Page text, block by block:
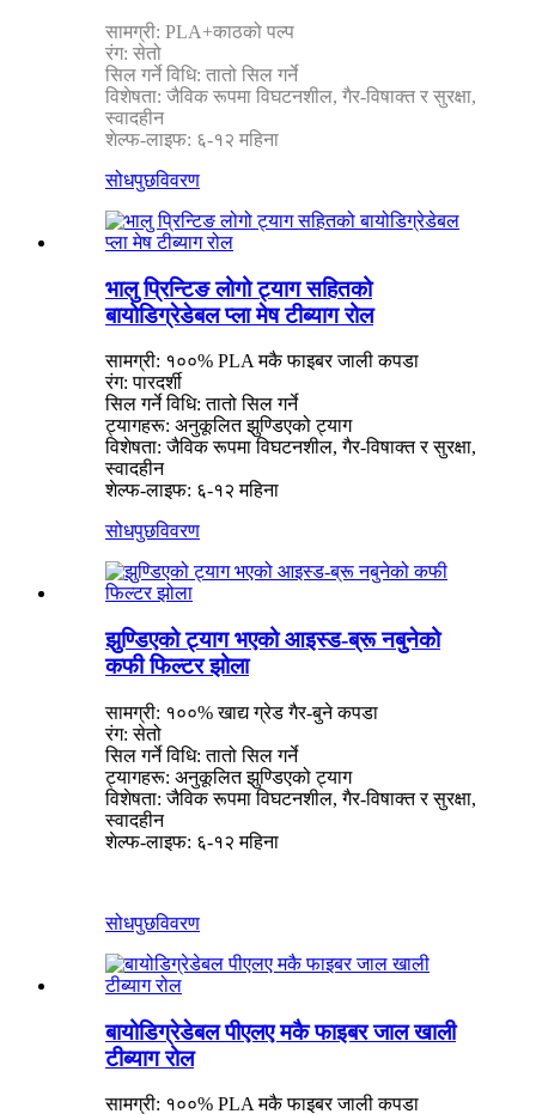
सामग्री: PLA+काठको पल्प
रंग: सेतो
सिल गर्ने विधि: तातो सिल गर्ने
विशेषता: जैविक रूपमा विघटनशील, गैर-विषाक्त र सुरक्षा,
स्वादहीन
शेल्फ-लाइफ: ६-१२ महिना
सोधपुछविवरण
भालु प्रिन्टिङ लोगो ट्याग सहितको
बायोडिग्रेडेबल प्ला मेष टीब्याग रोल
सामग्री: १००% PLA मकै फाइबर जाली कपडा
रंग: पारदर्शी
सिल गर्ने विधि: तातो सिल गर्ने
ट्यागहरू: अनुकूलित झुण्डिएको ट्याग
विशेषता: जैविक रूपमा विघटनशील, गैर-विषाक्त र सुरक्षा,
स्वादहीन
शेल्फ-लाइफ: ६-१२ महिना
सोधपुछविवरण
झुण्डिएको ट्याग भएको आइस्ड-ब्रू नबुनेको
कफी फिल्टर झोला
सामग्री: १००% खाद्य ग्रेड गैर-बुने कपडा
रंग: सेतो
सिल गर्ने विधि: तातो सिल गर्ने
ट्यागहरू: अनुकूलित झुण्डिएको ट्याग
विशेषता: जैविक रूपमा विघटनशील, गैर-विषाक्त र सुरक्षा,
स्वादहीन
शेल्फ-लाइफ: ६-१२ महिना
सोधपुछविवरण
बायोडिग्रेडेबल पीएलए मकै फाइबर जाल खाली
टीब्याग रोल
सामग्री: १००% PLA मकै फाइबर जाली कपडा